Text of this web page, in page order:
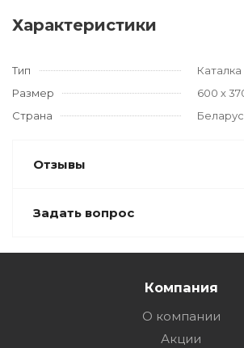
Характеристики
Тип
Размер
600 х
Страна
Отзывы
Задать вопрос
Компания
О компании
Акции